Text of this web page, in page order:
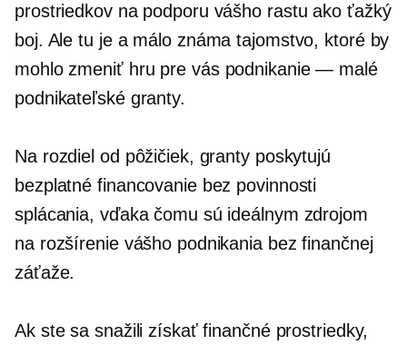
prostriedkov na podporu vášho rastu ako ťažký
boj. Ale tu je a málo známa tajomstvo, ktoré by
mohlo zmeniť hru pre vás podnikanie — malé
podnikateľské granty.
Na rozdiel od pôžičiek, granty poskytujú
bezplatné financovanie bez povinnosti
splácania, vďaka čomu sú ideálnym zdrojom
na rozšírenie vášho podnikania bez finančnej
záťaže.
Ak ste sa snažili získať finančné prostriedky,